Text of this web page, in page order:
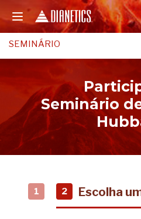
SEMINÁRIO
Seminário
1 2 Escolha